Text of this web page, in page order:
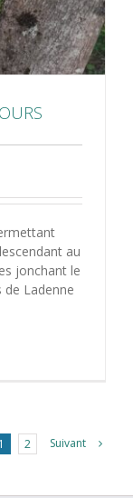
au
jonchant le
Ladenne
1 2 Suivant